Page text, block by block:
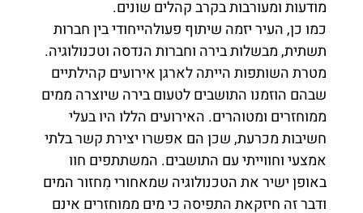
מודעות ומעורבות בקרב קהלים שונים.
כמו כן, העיר יזמה שיתוף פעולהייחודי בין חברות
תשתית, מבשלות בירה וחברות הנדסה וטכנולוגיה.
מטרת השותפות הייתה לארגן אירועים קהילתיים
שבהם הוזמנו התושבים לטעום בירה שיוצרה ממים
ממוחזרים ומטוהרים. האירועים הללו היו בעלי
חשיבות מכרעת, שכן הם אפשרו יצירת קשר בלתי
אמצעי וחווייתי עם התושבים. המשתתפים חוו
באופן ישיר את הטכנולוגיה שמאחורי מִחזור המים
ודבר זה חיזקאת התפיסה כי מים ממוחזרים אינם